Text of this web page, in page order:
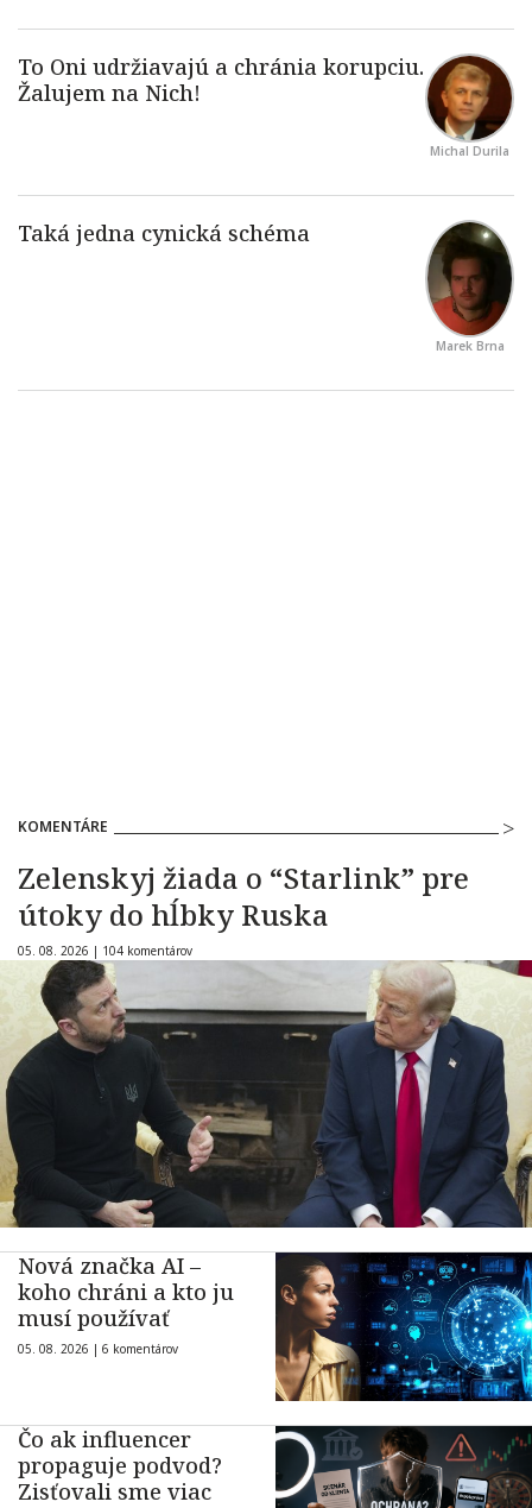
Michal Durila
Marek Brna
KOMENTÁRE
Zelenskyj žiada o “Starlink” pre
útoky do hĺbky Ruska
05. 08. 2026 | 104 komentárov
Nová značka AI –
koho chráni a kto ju
musí používať
05. 08. 2026 | 6 komentárov
Čo ak influencer
propaguje podvod?
Zisťovali sme viac